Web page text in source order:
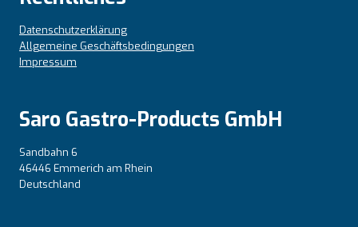
Datenschutzerklärung
Allgemeine Geschäftsbedingungen
Impressum
Saro Gastro-Products GmbH
Sandbahn 6
46446 Emmerich am Rhein
Deutschland